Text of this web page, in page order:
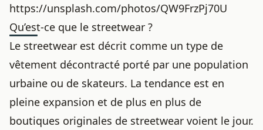
https://unsplash.com/photos/QW9FrzPj70U
Qu’est-ce que le streetwear ?
Le streetwear est décrit comme un type de
vêtement décontracté porté par une population
urbaine ou de skateurs. La tendance est en
pleine expansion et de plus en plus de
boutiques originales de streetwear voient le jour.